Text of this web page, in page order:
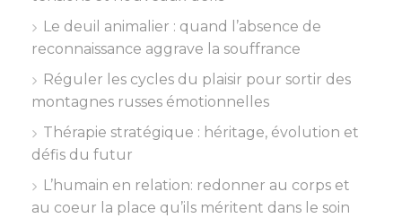
Le deuil animalier : quand l’absence de
reconnaissance aggrave la souffrance
Réguler les cycles du plaisir pour sortir des
montagnes russes émotionnelles
Thérapie stratégique : héritage, évolution et
défis du futur
L’humain en relation: redonner au corps et
au coeur la place qu’ils méritent dans le soin